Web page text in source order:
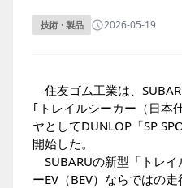
技術・製品 2026-05-19
住友ゴム工業は、
｢トレイルシーカー（日本
ヤとしてDUNLOP「SP
開始した。
SUBARUの新型「トレイ
ーEV（BEV）ならではの